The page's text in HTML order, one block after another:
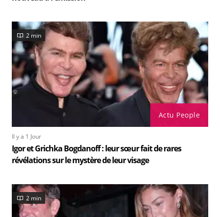
Actu People
2 min
Il y a 1 Jour
Igor et Grichka Bogdanoff : leur sœur fait de rares
révélations sur le mystère de leur visage
2 min